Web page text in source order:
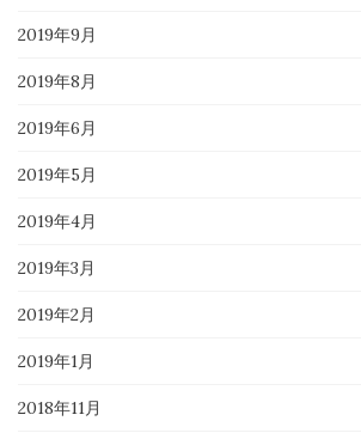
2019年9月
2019年8月
2019年6月
2019年5月
2019年4月
2019年3月
2019年2月
2019年1月
2018年11月